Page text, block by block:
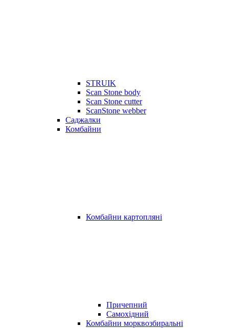
STRUIK
Scan Stone body
Scan Stone cutter
ScanStone webber
Саджалки
Комбайни
Комбайни картопляні
Причепний
Самохідний
Комбайни морквозбиральні